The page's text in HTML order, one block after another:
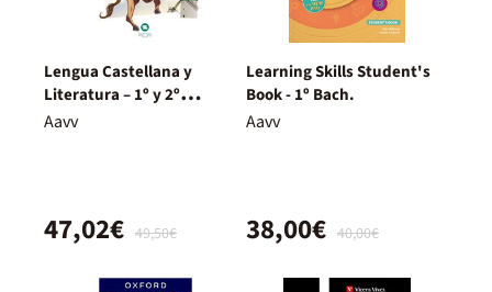
Lengua Castellana y
Literatura – 1º y 2º
Bachillerato – Nuevo
Aavv
49,50€
47,02€
Learning Skills Student's
Book - 1º Bach.
Aavv
40,00€
38,00€